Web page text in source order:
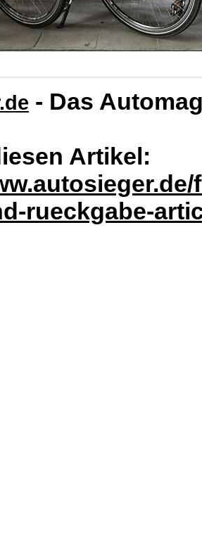
- Das
Artikel:
rueckgabe-